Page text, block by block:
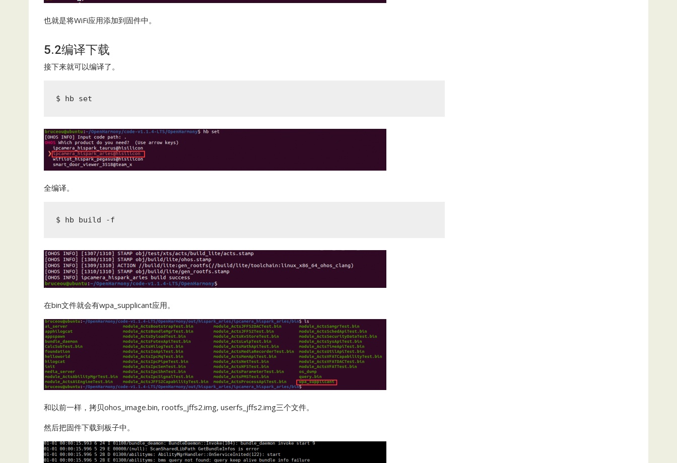
也就是将WiFi应用添加到固件中。
5.2编译下载
接下来就可以编译了。
$ hb set
全编译。
$ hb build -f
在bin文件就会有wpa_supplicant应用。
和以前一样，拷贝ohos_image.bin, rootfs_jffs2.img, userfs_jffs2.img三个文件。
然后把固件下载到板子中。